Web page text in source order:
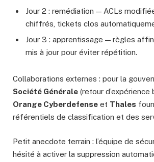
Jour 2 : remédiation — ACLs
chiffrés, tickets clos
Jour 3 : apprentissage — règles
mis à jour pour éviter répétition.
Collaborations externes : pour la
Société Générale (retour d’expérience
Orange Cyberdefense et Thales
référentiels de classification et des
Petit anecdote terrain : l’équipe de
hésité à activer la suppression